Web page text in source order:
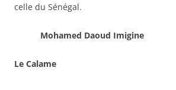
celle du Sénégal.
Mohamed Daoud Imigine
Le Calame